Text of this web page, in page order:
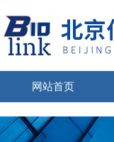
网站首页